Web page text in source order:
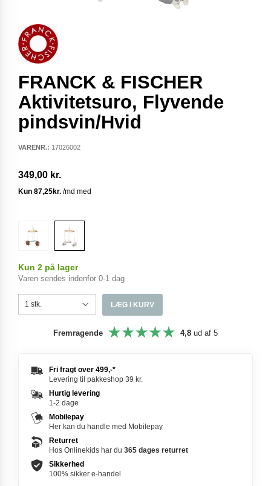
FRANCK & FISCHER
Aktivitetsuro, Flyvende
pindsvin/Hvid
VARENR.: 17026002
349,00 kr.
Kun 2 på lager
Varen sendes indenfor 0-1 dag
LÆG I KURV
Fremragende 4,8 ud af 5
Fri fragt over 499,-*
Levering til pakkeshop 39 kr.
Hurtig levering
1-2 dage
Mobilepay
Her kan du handle med Mobilepay
Returret
Hos Onlinekids har du 365 dages returret
Sikkerhed
100% sikker e-handel